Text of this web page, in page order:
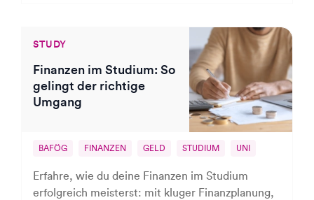
STUDY
Finanzen im Studium: So
gelingt der richtige
Umgang
BAFÖG FINANZEN GELD STUDIUM UNI
Erfahre, wie du deine Finanzen im Studium
erfolgreich meisterst: mit kluger Finanzplanung,